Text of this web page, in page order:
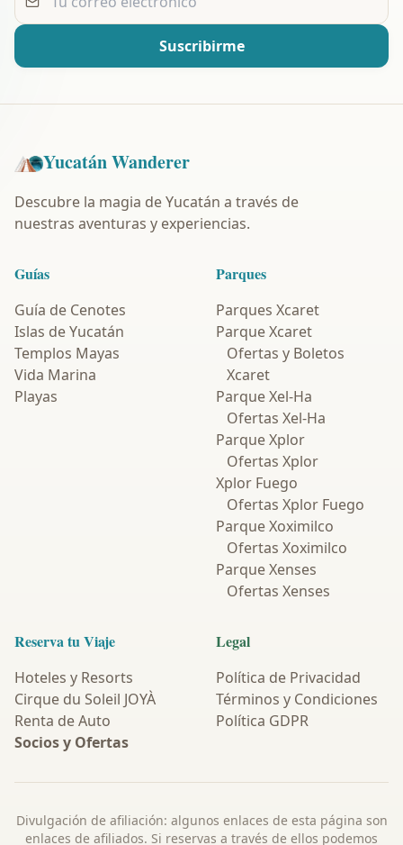
Suscribirme
Yucatán Wanderer
Descubre la magia de Yucatán a través de
nuestras aventuras y experiencias.
Guías
Guía de Cenotes
Islas de Yucatán
Templos Mayas
Vida Marina
Playas
Parques
Parques Xcaret
Parque Xcaret
Ofertas y Boletos
Xcaret
Parque Xel-Ha
Ofertas Xel-Ha
Parque Xplor
Ofertas Xplor
Xplor Fuego
Ofertas Xplor Fuego
Parque Xoximilco
Ofertas Xoximilco
Parque Xenses
Ofertas Xenses
Reserva tu Viaje
Hoteles y Resorts
Cirque du Soleil JOYÀ
Renta de Auto
Socios y Ofertas
Legal
Política de Privacidad
Términos y Condiciones
Política GDPR
Divulgación de afiliación: algunos enlaces de esta página son
enlaces de afiliados. Si reservas a través de ellos podemos